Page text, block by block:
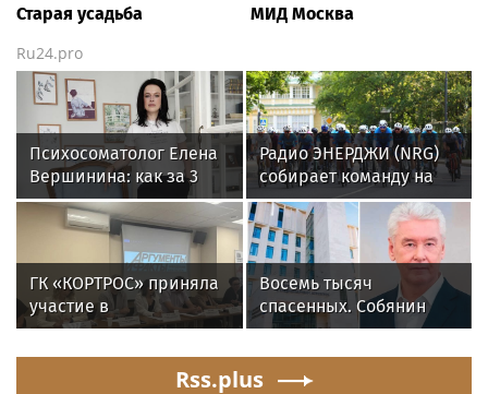
Старая усадьба
МИД Москва
Ru24.pro
Психосоматолог Елена
Вершинина: как за 3
минуты вернуть себе
равновесие
Радио ЭНЕРДЖИ (NRG)
собирает команду на
Tour de Russie в
Петербурге
ГК «КОРТРОС» приняла
участие в
пресс‑конференции о
отрасли в Челябинске
Восемь тысяч
спасенных. Собянин
рассказал о Центре
Rss.plus